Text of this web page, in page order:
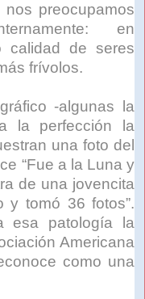
preocupamos
en
calidad de seres
frívolos.
-algunas la
la perfección la
una foto del
“Fue a la Luna y
de una jovencita
y tomó 36 fotos”.
esa patología la
Americana
como una